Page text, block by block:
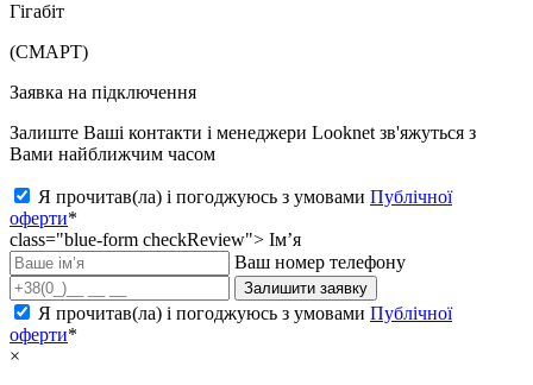
Гігабіт
(СМАРТ)
Заявка на підключення
Залиште Ваші контакти і менеджери Looknet зв'яжуться з
Вами найближчим часом
Я прочитав(ла) і погоджуюсь з умовами Публічної
оферти*
class="blue-form checkReview"> Ім’я
Ваш номер телефону
Залишити заявку
Я прочитав(ла) і погоджуюсь з умовами Публічної
оферти*
×